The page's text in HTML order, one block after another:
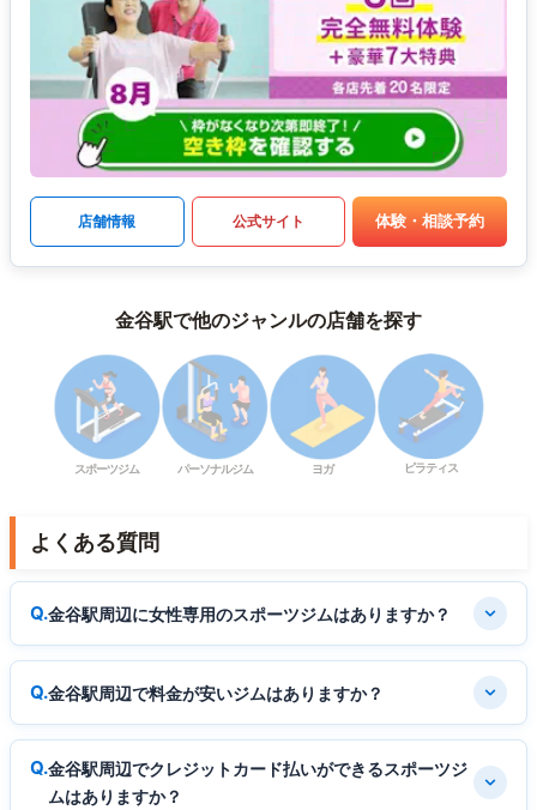
店舗情報 公式サイト 体験・相談予約
金谷駅で他のジャンルの店舗を探す
スポーツジム パーソナルジム ヨガ ピラティス
よくある質問
金谷駅周辺に女性専用のスポーツジムはありますか？
金谷駅周辺で料金が安いジムはありますか？
金谷駅周辺でクレジットカード払いができるスポーツジ
ムはありますか？